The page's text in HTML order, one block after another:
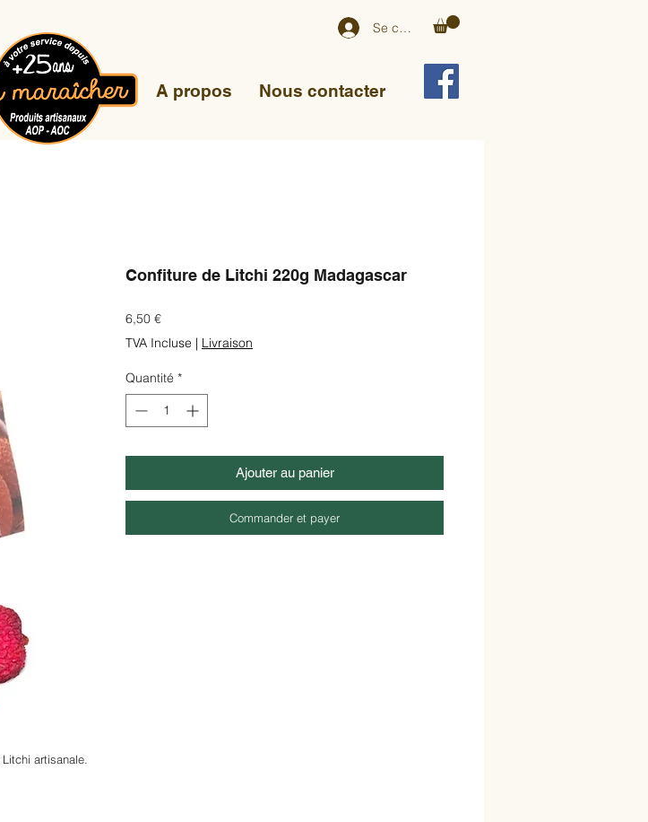
Se connecter
A propos Nous contacter
artisanale.
Confiture de Litchi 220g Madagascar
6,50 €Prix
TVA Incluse | Livraison
Quantité *
Ajouter au panier
Commander et payer